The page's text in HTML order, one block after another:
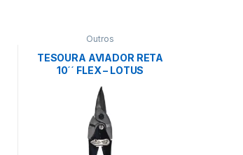
Outros
TESOURA AVIADOR RETA
10´´ FLEX – LOTUS